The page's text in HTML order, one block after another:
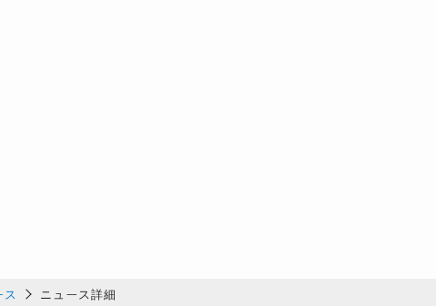
ス ニュース詳細